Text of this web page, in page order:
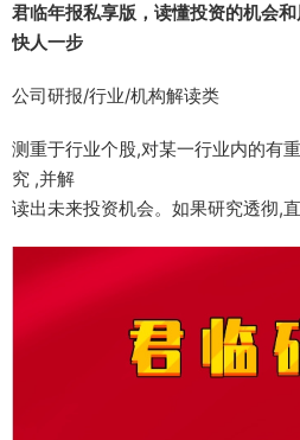
君临年报私享版，读懂投资的机会
快人一步
公司研报/行业/机构解读类
测重于行业个股,对某一行业内的有
究 ,并解
读出未来投资机会。如果研究透彻,